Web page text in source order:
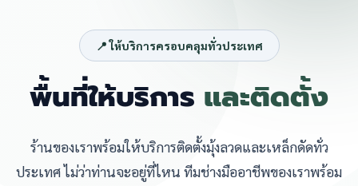
📍 ให้บริการครอบคลุมทั่วประเทศ
พื้นที่ให้บริการ และติดตั้ง
ร้านของเราพร้อมให้บริการติดตั้งมุ้งลวดและเหล็กดัดทั่ว
ประเทศ ไม่ว่าท่านจะอยู่ที่ไหน ทีมช่างมืออาชีพของเราพร้อม